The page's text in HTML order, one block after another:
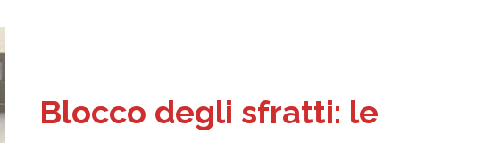
Blocco degli sfratti: le